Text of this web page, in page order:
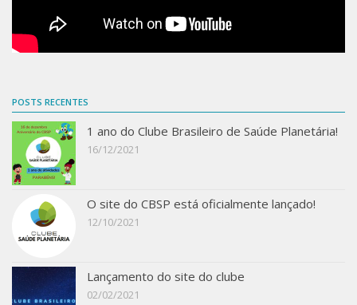
POSTS RECENTES
1 ano do Clube Brasileiro de Saúde Planetária!
16/12/2021
O site do CBSP está oficialmente lançado!
12/10/2021
Lançamento do site do clube
02/02/2021